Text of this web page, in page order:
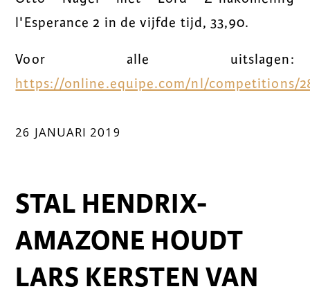
l'Esperance 2 in de vijfde tijd, 33,90.
Voor alle uitslagen:
https://online.equipe.com/nl/competitions/
26 JANUARI 2019
STAL HENDRIX-
AMAZONE HOUDT
LARS KERSTEN VAN